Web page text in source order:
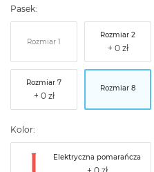
Pasek:
Rozmiar 1
Rozmiar 2
Rozmiar 7
Rozmiar 8
Kolor:
Elektryczna pomarańcza